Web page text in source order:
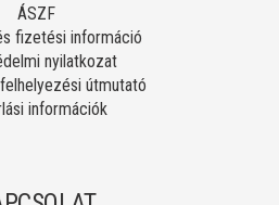
ÁSZF
fizetési információ
nyilatkozat
útmutató
információk